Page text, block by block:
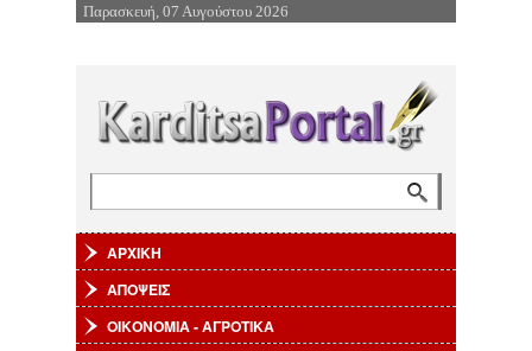
Επιστροφή στην Πλοήγηση
Παρασκευή, 07 Αυγούστου 2026
ΑΡΧΙΚΗ
ΑΠΟΨΕΙΣ
ΟΙΚΟΝΟΜΙΑ - ΑΓΡΟΤΙΚΑ